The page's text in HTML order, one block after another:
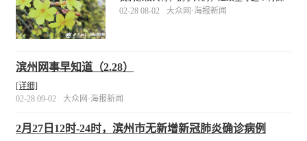
的假期，继续关心关注孩子的健康、学习和成
02-28 08-02 大众网·海报新闻
滨州网事早知道（2.28）
[详细]
02-28 09-02
大众网·海报新闻
2月27日12时-24时，滨州市无新增新冠肺炎确诊病例